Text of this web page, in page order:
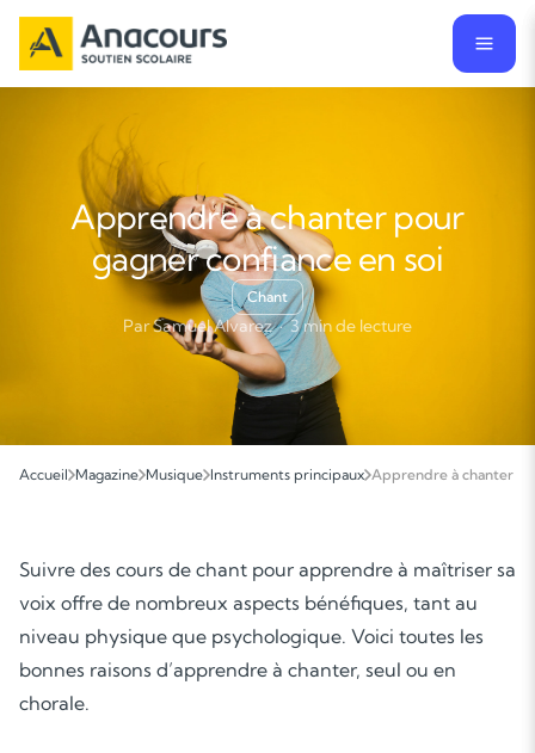
Apprendre à chanter pour
gagner confiance en soi
Chant
Par Samuel Alvarez · 3 min de lecture
Accueil Magazine Musique Instruments principaux Apprendre à chanter
Suivre des cours de chant pour apprendre à maîtriser sa
voix offre de nombreux aspects bénéfiques, tant au
niveau physique que psychologique. Voici toutes les
bonnes raisons d’apprendre à chanter, seul ou en
chorale.